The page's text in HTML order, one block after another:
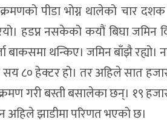
पीडा भोग्न थालेको चार दशक
हडप्न नसकेको कयौं बिघा जमिन
थन्किए। जमिन बाँझै रह्यो।
सय ८० हेक्टर हो। तर अहिले सात
गरी बस्ती बसालेका छन्। १९
अहिले झाडीमा परिणत भएको छ।